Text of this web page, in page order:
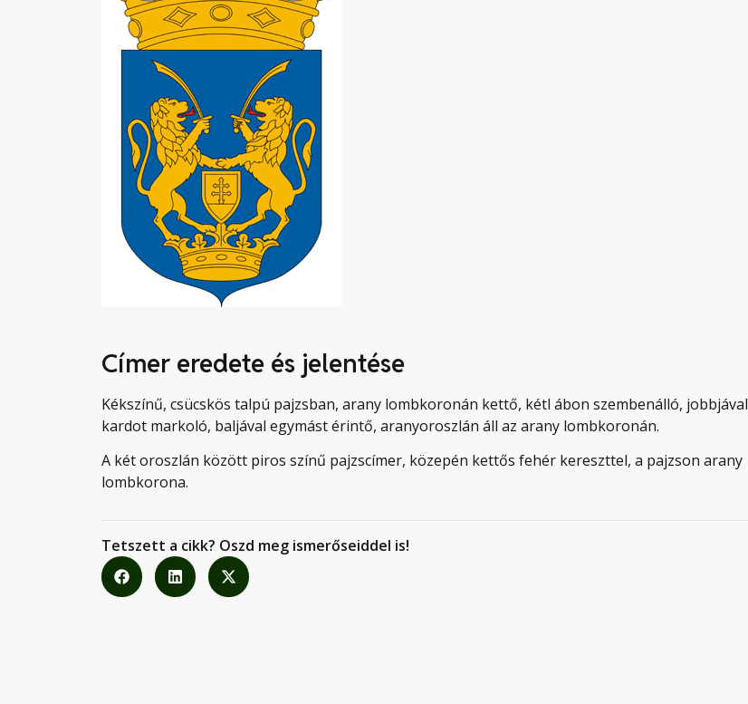
Címer eredete és jelentése
Kékszínű, csücskös talpú pajzsban, arany lombkoronán kettő, kétl ábon szembenálló, jobbjával
kardot markoló, baljával egymást érintő, aranyoroszlán áll az arany lombkoronán.
A két oroszlán között piros színű pajzscímer, közepén kettős fehér kereszttel, a pajzson arany
lombkorona.
Tetszett a cikk? Oszd meg ismerőseiddel is!